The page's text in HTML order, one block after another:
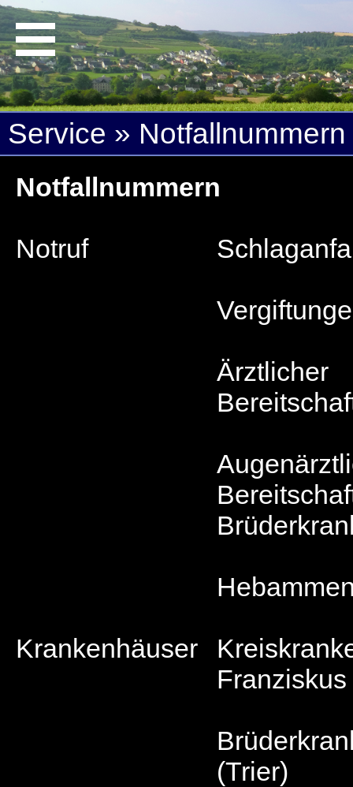
Service » Notfallnummern
Notfallnummern
Notruf
Ärztlicher
Krankenhäuser
(Trier)